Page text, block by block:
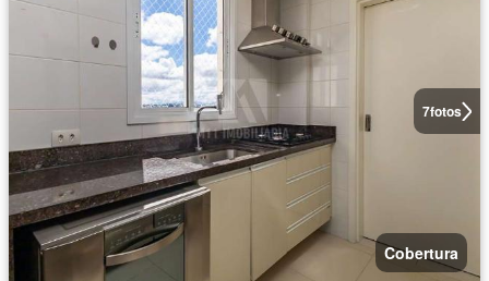
7fotos
Cobertura